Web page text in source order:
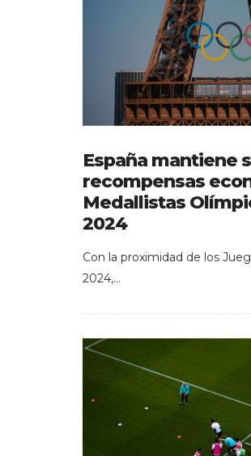
España mantiene
recompensas
Medallistas
2024
Con la proximidad de los
2024,…